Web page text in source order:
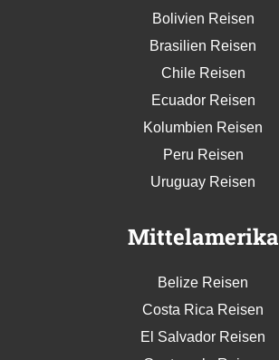
Bolivien Reisen
Brasilien Reisen
Chile Reisen
Ecuador Reisen
Kolumbien Reisen
Peru Reisen
Uruguay Reisen
Mittelamerika
Belize Reisen
Costa Rica Reisen
El Salvador Reisen